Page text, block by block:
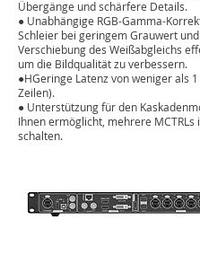
Übergänge und schärfere Details.
● Unabhängige RGB-Gamma-
Schleier bei geringem Grauwert und
Verschiebung des Weißabgleichs
um die Bildqualität zu verbessern.
●HGeringe Latenz von weniger als
Zeilen).
● Unterstützung für den
Ihnen ermöglicht, mehrere MCTRLs
schalten.